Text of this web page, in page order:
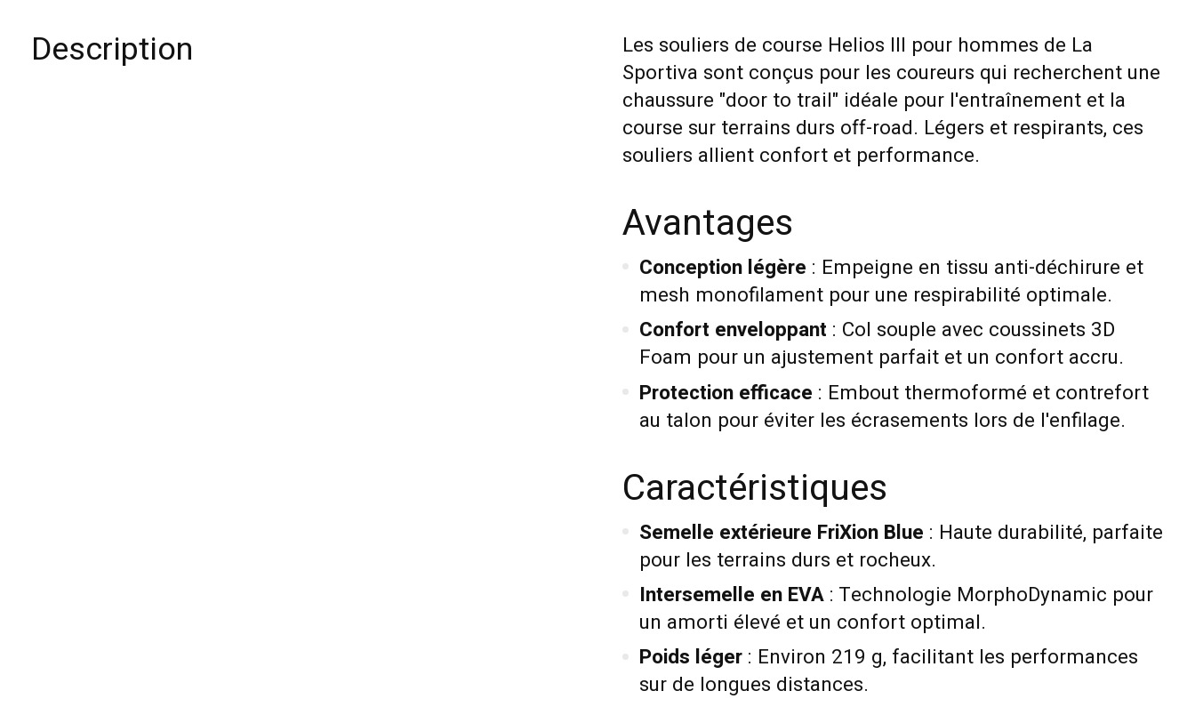
Description
Les souliers de course Helios III pour hommes de La
Sportiva sont conçus pour les coureurs qui recherchent une
chaussure "door to trail" idéale pour l'entraînement et la
course sur terrains durs off-road. Légers et respirants, ces
souliers allient confort et performance.
Avantages
Conception légère : Empeigne en tissu anti-déchirure et
mesh monofilament pour une respirabilité optimale.
Confort enveloppant : Col souple avec coussinets 3D
Foam pour un ajustement parfait et un confort accru.
Protection efficace : Embout thermoformé et contrefort
au talon pour éviter les écrasements lors de l'enfilage.
Caractéristiques
Semelle extérieure FriXion Blue : Haute durabilité, parfaite
pour les terrains durs et rocheux.
Intersemelle en EVA: Technologie MorphoDynamic pour
un amorti élevé et un confort optimal.
Poids léger: Environ 219 g, facilitant les performances
sur de longues distances.